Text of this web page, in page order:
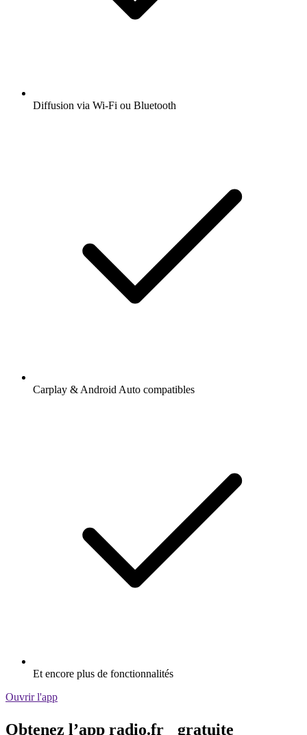
Diffusion via Wi-Fi ou Bluetooth
Carplay & Android Auto compatibles
Et encore plus de fonctionnalités
Ouvrir l'app
Obtenez l’app radio.fr gratuite